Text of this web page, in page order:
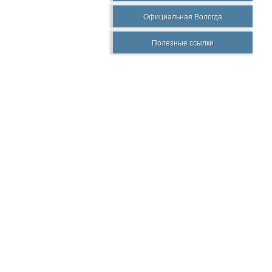
Официальная Вологда
Полезные ссылки